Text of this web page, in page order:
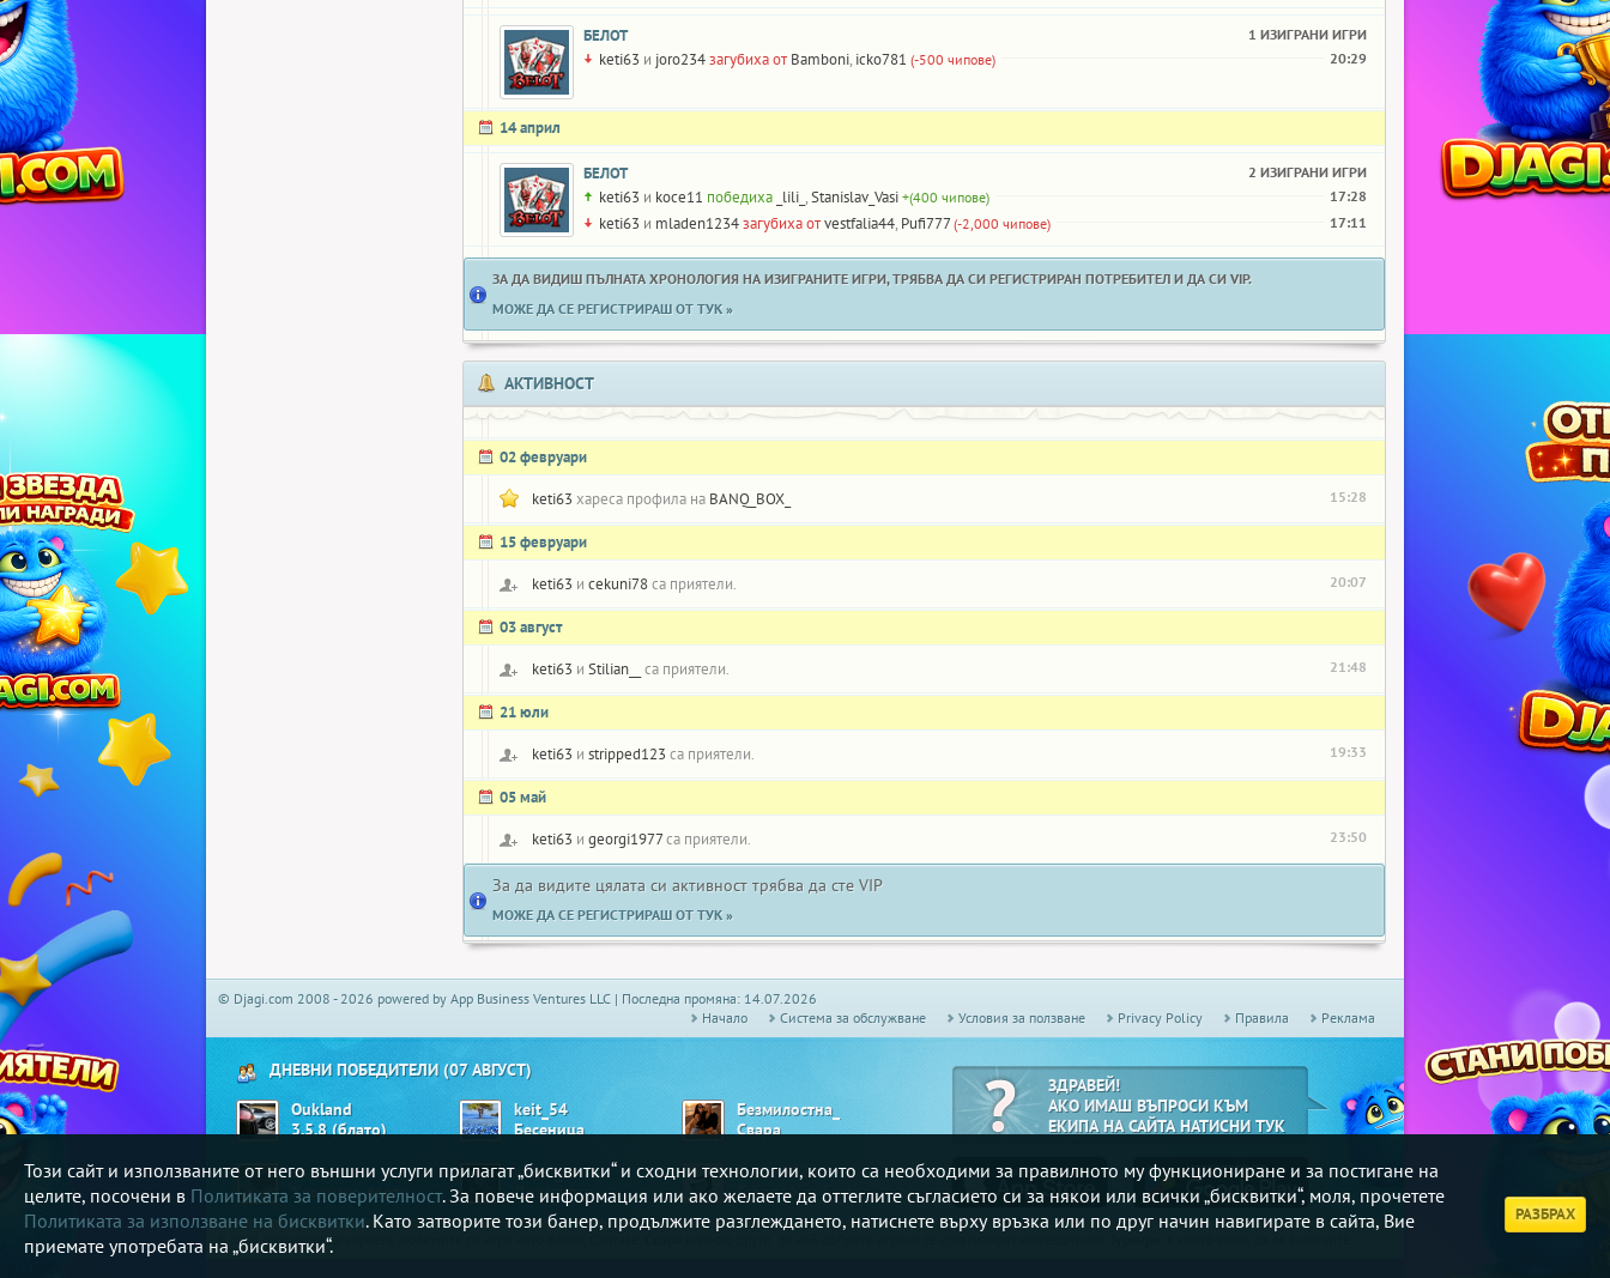
БЕЛОТ 1 ИЗИГРАНИ ИГРИ
keti63 и joro234загубиха от Bamboni, icko781 (-500 чипове) 20:29
14 април
БЕЛОТ 2 ИЗИГРАНИ ИГРИ
keti63 и koce11 победиха _lili_ ,Stanislav_Vasi +(400 чипове) 17:28
keti63 и mladen1234загубиха отvestfalia44, Pufi777 (-2,000 чипове) 17:11
ЗА ДА ВИДИШ ПЪЛНАТА ХРОНОЛОГИЯ НА ИЗИГРАНИТЕ ИГРИ, ТРЯБВА ДА СИ РЕГИСТРИРАН ПОТРЕБИТЕЛ И ДА СИ VIP.
МОЖЕ ДА СЕ РЕГИСТРИРАШ ОТ ТУК »
АКТИВНОСТ
02 февруари
keti63 хареса профила на BANQ_BOX_ 15:28
15 февруари
keti63 и cekuni78са приятели. 20:07
03 август
keti63 и Stilian__ са приятели. 21:48
21 юли
keti63 и stripped123 са приятели. 19:33
05 май
keti63 и georgi1977са приятели. 23:50
За да видите цялата си активност трябва да сте VIP
МОЖЕ ДА СЕ РЕГИСТРИРАШ ОТ ТУК »
Този сайт и използваните от него външни услуги прилагат „бисквитки“ и сходни технологии, които са необходими за правилното му функциониране и за постигане на
целите, посочени в Политиката за поверителност. За повече информация или ако желаете да оттеглите съгласието си за някои или всички „бисквитки“, моля, прочетете
Политиката за използване на бисквитки. Като затворите този банер, продължите разглеждането, натиснете върху връзка или по друг начин навигирате в сайта, Вие
приемате употребата на „бисквитки“.
РАЗБРАХ
© Djagi.com 2008 - 2026 powered by App Business Ventures LLC | Последна промяна: 14.07.2026
Начало
Системa за обслужване Условия за ползване Privacy Policy Правила Реклама
ДНЕВНИ ПОБЕДИТЕЛИ (07 АВГУСТ)
Oukland
3.5.8 (блато)
keit_54
Бесеница
Безмилостна_
Свара
vanianic
Хавайско парти
angel_6
Драскулки
Sa-to-5524
Табла - Комбинирана
ЗДРАВЕЙ!
АКО ИМАШ ВЪПРОСИ КЪМ
ЕКИПА НА САЙТА НАТИСНИ ТУК
В djagi.com може да играете любимите си игри като